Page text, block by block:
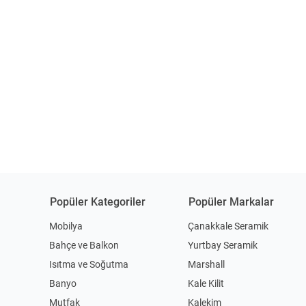
Popüler Kategoriler
Mobilya
Bahçe ve Balkon
Isıtma ve Soğutma
Banyo
Mutfak
Popüler Markalar
Çanakkale Seramik
Yurtbay Seramik
Marshall
Kale Kilit
Kalekim